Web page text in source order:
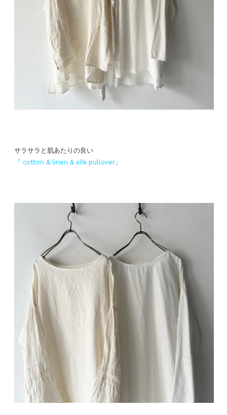
サラサラと肌あたりの良い
『 cotton & linen & silk pullover』